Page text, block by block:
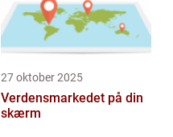
27 oktober 2025
Verdensmarkedet på din
skærm